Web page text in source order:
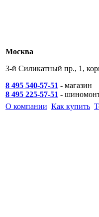
Москва
3-й Силикатный пр., 1,
8 495 540-57-51 - магазин
8 495 225-57-51 -
О компании Как купить